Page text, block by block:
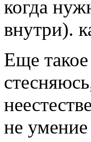
когда
внутри).
Еще
не